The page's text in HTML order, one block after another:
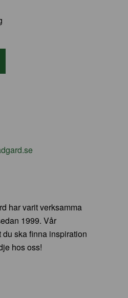
har varit verksamma
1999. Vår
ska finna inspiration
hos oss!